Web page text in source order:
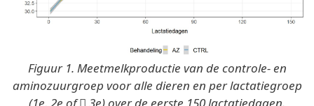
Figuur 1. Meetmelkproductie van de controle- en
aminozuurgroep voor alle dieren en per lactatiegroep